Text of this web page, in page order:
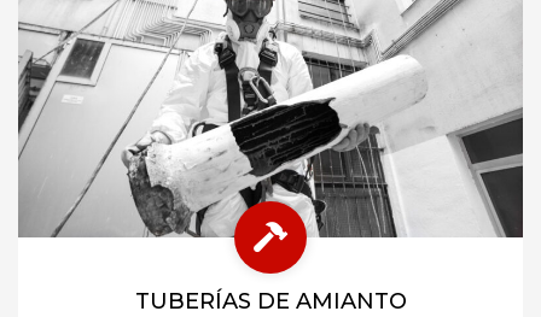
TUBERÍAS DE AMIANTO